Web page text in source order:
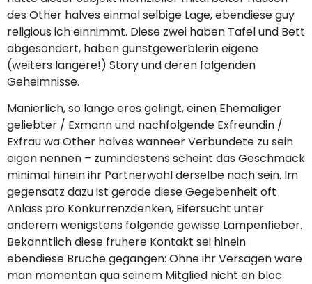
des Other halves einmal selbige Lage, ebendiese guy
religious ich einnimmt. Diese zwei haben Tafel und Bett
abgesondert, haben gunstgewerblerin eigene
(weiters langere!) Story und deren folgenden
Geheimnisse.
Manierlich, so lange eres gelingt, einen Ehemaliger
geliebter / Exmann und nachfolgende Exfreundin /
Exfrau wa Other halves wanneer Verbundete zu sein
eigen nennen – zumindestens scheint das Geschmack
minimal hinein ihr Partnerwahl derselbe nach sein. Im
gegensatz dazu ist gerade diese Gegebenheit oft
Anlass pro Konkurrenzdenken, Eifersucht unter
anderem wenigstens folgende gewisse Lampenfieber.
Bekanntlich diese fruhere Kontakt sei hinein
ebendiese Bruche gegangen: Ohne ihr Versagen ware
man momentan qua seinem Mitglied nicht en bloc.